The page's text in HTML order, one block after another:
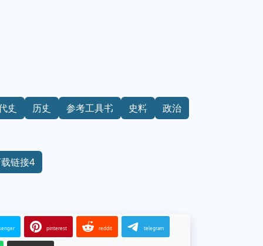
史 历史 参考工具书 史料 政治
链接4
pinterest reddit telegram